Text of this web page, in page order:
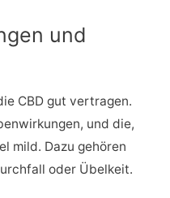
und
CBD gut vertragen.
und die,
mild. Dazu gehören
oder Übelkeit.